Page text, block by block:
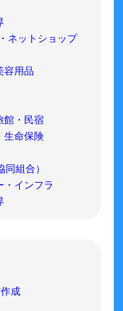
ネットショップ
容用品
館・民宿
生命保険
組合）
・インフラ
成